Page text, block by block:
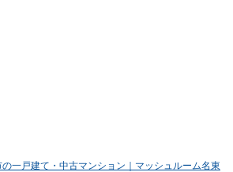
一戸建て・中古マンション｜マッシュルーム名東